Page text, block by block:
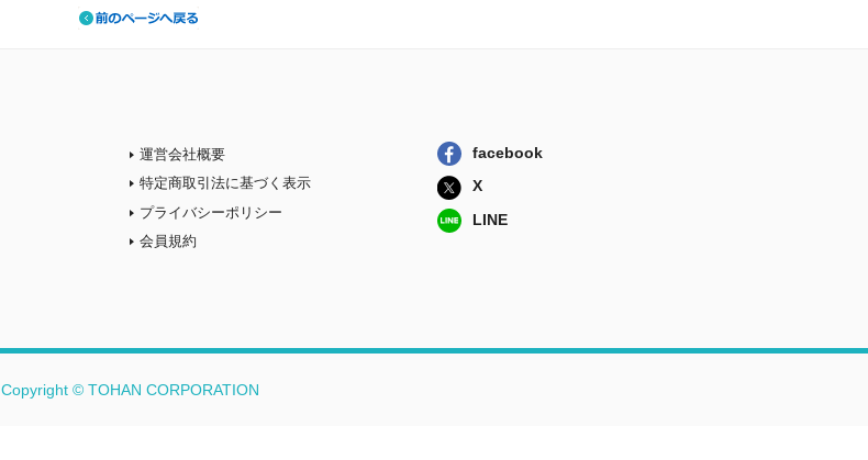
運営会社概要
特定商取引法に基づく表示
プライバシーポリシー
会員規約
facebook
X
LINE
Copyright © TOHAN CORPORATION